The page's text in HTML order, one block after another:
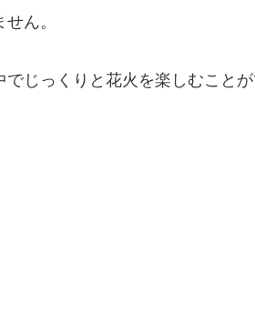
ん。
じっくりと花火を楽しむことが